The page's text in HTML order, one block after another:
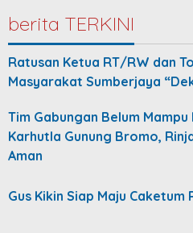
berita TERKINI
Ratusan Ketua RT/RW dan
Masyarakat Sumberjaya
Tim Gabungan Belum Mampu
Karhutla Gunung Bromo,
Aman
Gus Kikin Siap Maju Caketum